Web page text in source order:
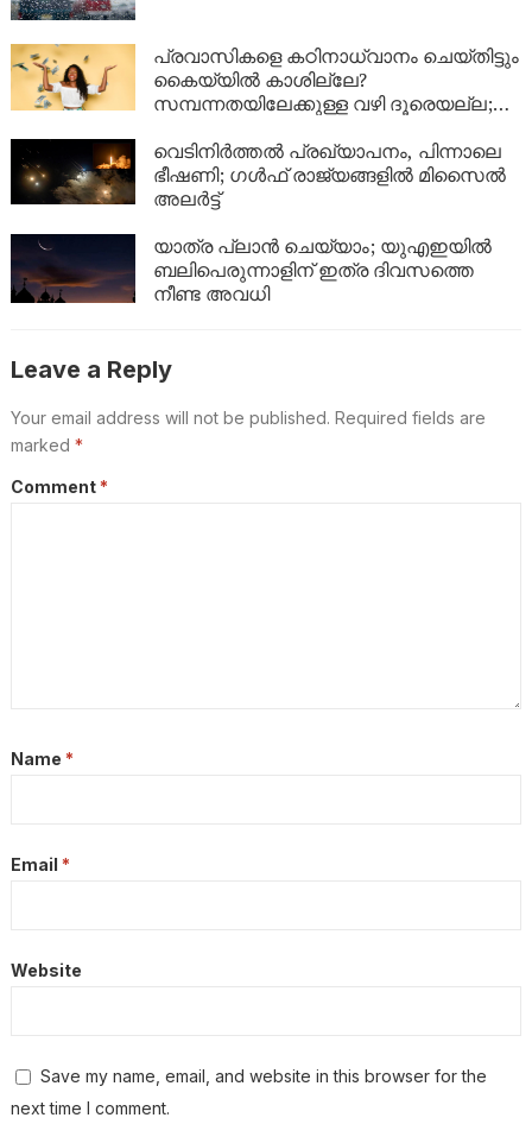
പ്രവാസികളെ കഠിനാധ്വാനം ചെയ്തിട്ടും
കൈയ്യിൽ കാശില്ലേ?
സമ്പന്നതയിലേക്കുള്ള വഴി ദൂരെയല്ല;
ബാങ്ക് ബാലൻസും കുതിച്ചുയരും!
വെടിനിർത്തൽ പ്രഖ്യാപനം, പിന്നാലെ
ഭീഷണി; ഗൾഫ് രാജ്യങ്ങളിൽ മിസൈൽ
അലർട്ട്
യാത്ര പ്ലാൻ ചെയ്യാം; യുഎഇയിൽ
ബലിപെരുന്നാളിന് ഇത്ര ദിവസത്തെ
നീണ്ട അവധി
Leave a Reply
Your email address will not be published. Required fields are
marked *
Comment *
Name *
Email *
Website
Save my name, email, and website in this browser for the
next time I comment.